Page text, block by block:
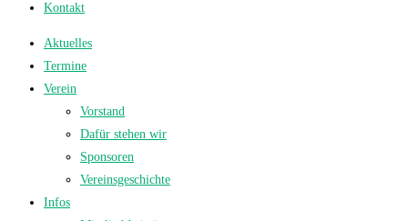
Kontakt
Aktuelles
Termine
Verein
Vorstand
Dafür stehen wir
Sponsoren
Vereinsgeschichte
Infos